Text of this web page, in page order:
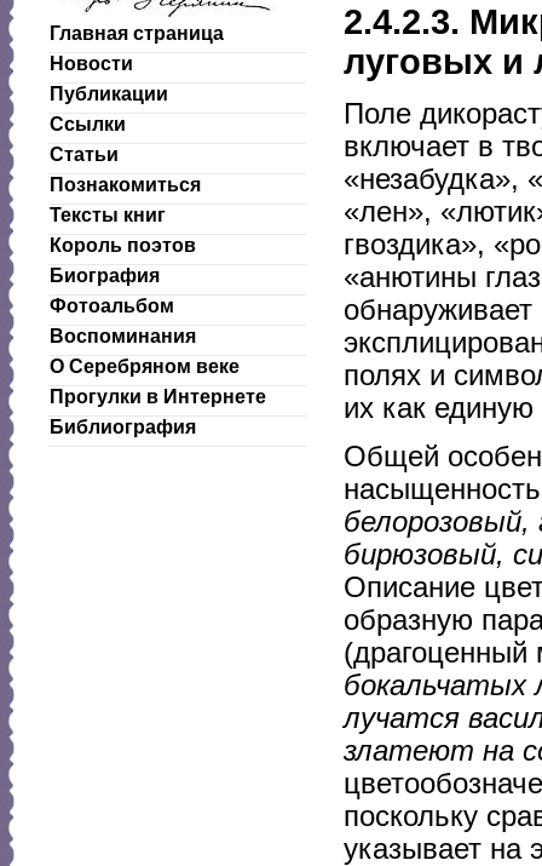
Главная страница
Новости
Публикации
Ссылки
Статьи
Познакомиться
Тексты книг
Король поэтов
Биография
Фотоальбом
Воспоминания
О Серебряном веке
Прогулки в Интернете
Библиография
2.4.2.3.
луговых и
Поле
включает в
«незабудка»,
«лен»,
гвоздика»,
«анютины
полях и
их как единую
Общей
белорозовый,
бирюзовый,
Описание
образную
бокальчатых
лучатся
златеют на
поскольку
указывает на